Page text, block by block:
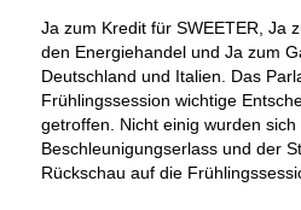
Ja zum Kredit für SWEETER, Ja
den Energiehandel und Ja zum
Deutschland und Italien. Das
Frühlingssession wichtige
getroffen. Nicht einig wurden sich
Beschleunigungserlass und der
Rückschau auf die